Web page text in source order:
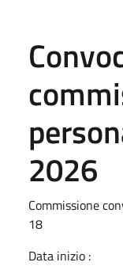
2026
Commissione
18
Data inizio :